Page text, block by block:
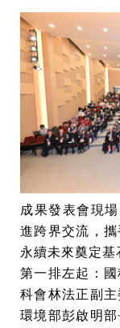
成果發表會現
進跨界交流，
永續未來奠定基
第一排左起：
科會林法正副主
環境部彭啟明